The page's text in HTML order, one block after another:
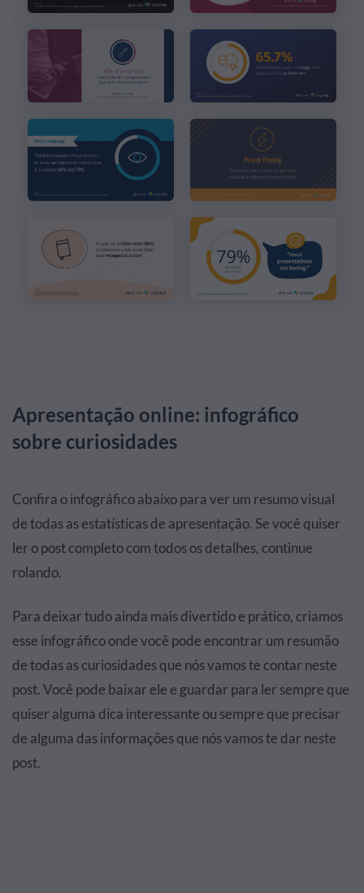
Apresentação online: infográfico
sobre curiosidades
Confira o infográfico abaixo para ver um resumo visual
de todas as estatísticas de apresentação. Se você quiser
ler o post completo com todos os detalhes, continue
rolando.
Para deixar tudo ainda mais divertido e prático, criamos
esse infográfico onde você pode encontrar um resumão
de todas as curiosidades que nós vamos te contar neste
post. Você pode baixar ele e guardar para ler sempre que
quiser alguma dica interessante ou sempre que precisar
de alguma das informações que nós vamos te dar neste
post.